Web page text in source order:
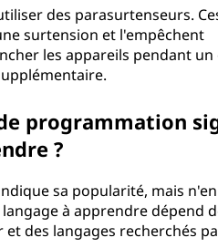
des parasurtenseurs.
surtension et l'empêchent
les appareils pendant un
programmation
?
sa popularité, mais
à apprendre dépend
des langages recherchés